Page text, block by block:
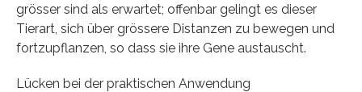
grösser sind als erwartet; offenbar gelingt es dieser
Tierart, sich über grössere Distanzen zu bewegen und
fortzupflanzen, so dass sie ihre Gene austauscht.
Lücken bei der praktischen Anwendung